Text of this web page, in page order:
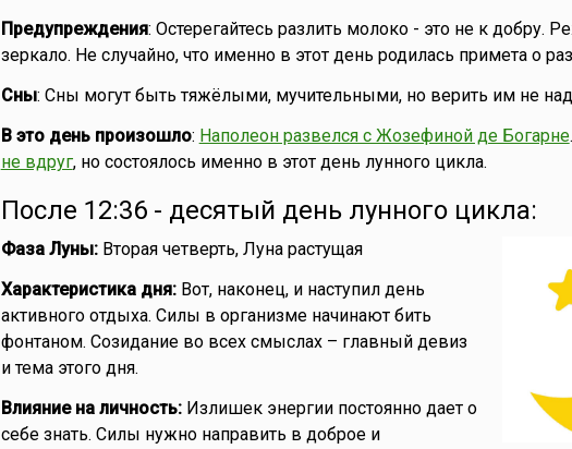
Предупреждения: Остерегайтесь разлить молоко - это не к добру.
зеркало. Не случайно, что именно в этот день родилась примета о
Сны: Сны могут быть тяжёлыми, мучительными, но верить им не
В это день произошло: Наполеон развелся с Жозефиной де Богарне
не вдруг, но состоялось именно в этот день лунного цикла.
После 12:36 - десятый день лунного цикла:
Фаза Луны: Вторая четверть, Луна растущая
Характеристика дня:Вот, наконец, и наступил день
активного отдыха. Силы в организме начинают бить
фонтаном. Созидание во всех смыслах – главный девиз
и тема этого дня.
Влияние на личность:Излишек энергии постоянно дает о
себе знать. Силы нужно направить в доброе и